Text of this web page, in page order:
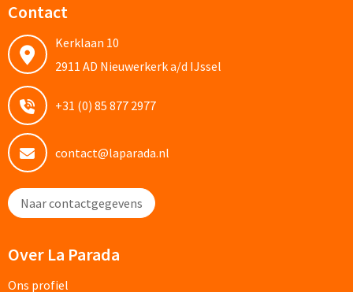
Custom made poncho's
Kleding, Caps & Mutsen
Shirts & Hoodies
T-shirts bedrukken
Polo shirts bedrukken
Hoodies bedrukken
Alle textiel artikelen
Contact
Kerklaan 10
2911 AD Nieuwerkerk a/d IJssel
+31 (0) 85 877 2977
contact@laparada.nl
Naar contactgegevens
Over La Parada
Ons profiel